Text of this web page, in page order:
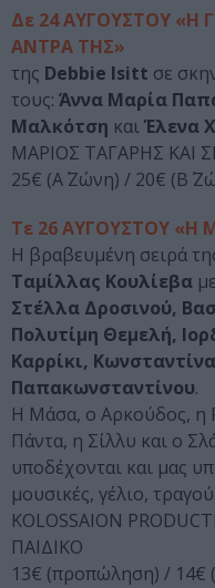
Δε 24 ΑΥΓΟΥΣΤΟΥ «Η
ΑΝΤΡΑ ΤΗΣ»
της Debbie Isitt σε
τους: Άννα Μαρία
Μαλκότση καιΈλενα
ΜΑΡΙΟΣ ΤΑΓΑΡΗΣ ΚΑΙ
25€ (Α΄ Ζώνη) / 20€ (Β΄
Τε 26 ΑΥΓΟΥΣΤΟΥ «Η
Η βραβευμένη σειρά
Ταμίλλας Κουλίεβα
Στέλλα Δροσινού,
Πολυτίμη Θεμελή,
Καρρίκι,
Παπακωνσταντίνου.
Η Μάσα, ο Αρκούδος, η
Πάντα, η Σίλλυ και ο
υποδέχονται και μας
μουσικές, γέλιο,
KOLOSSAION
ΠΑΙΔΙΚΟ
13€ (προπώληση) / 14€